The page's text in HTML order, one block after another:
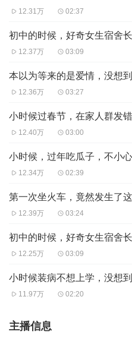
12.31万 02:37
12.37万 03:09
本以为等来的是爱情，没想
12.36万 03:27
小时候过春节，在家人群发
12.40万 03:00
小时候，过年吃瓜子，不小
12.34万 02:39
第一次坐火车，竟然发生了
12.39万 03:24
12.25万 03:09
小时候装病不想上学，没想
11.97万 02:20
主播信息